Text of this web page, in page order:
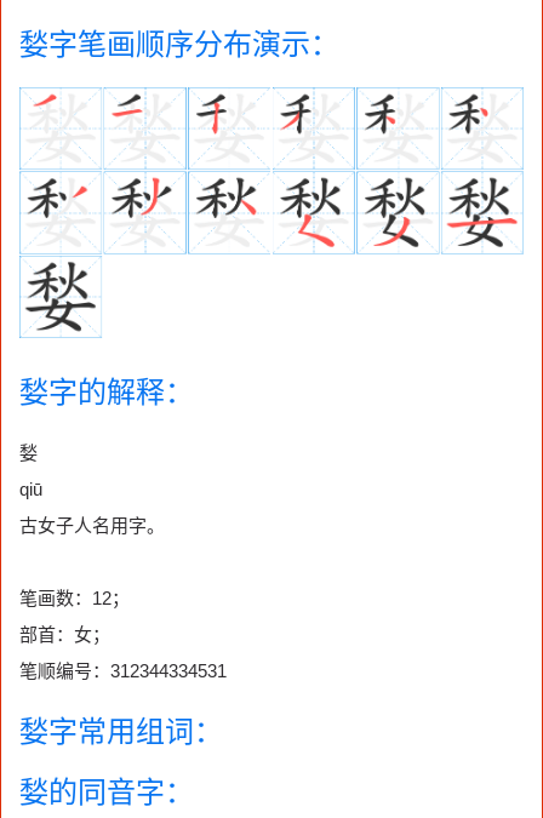
媝字笔画顺序分布演示：
媝字的解释：
媝
qiū
古女子人名用字。
笔画数：12；
部首：女；
笔顺编号：312344334531
媝字常用组词：
媝的同音字：